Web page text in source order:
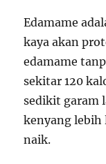
Edamame
kaya akan
edamame
sekitar 120
sedikit garam
kenyang lebih
naik.